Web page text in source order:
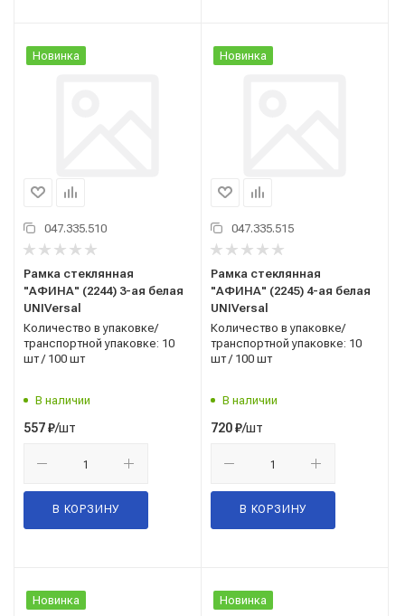
Новинка
047.335.510
Рамка стеклянная
"АФИНА" (2244) 3-ая белая
UNIVersal
Количество в упаковке/
транспортной упаковке: 10
шт / 100 шт
В наличии
557₽/шт
В КОРЗИНУ
Новинка
047.335.515
Рамка стеклянная
"АФИНА" (2245) 4-ая белая
UNIVersal
Количество в упаковке/
транспортной упаковке: 10
шт / 100 шт
В наличии
720₽/шт
В КОРЗИНУ
Новинка Новинка